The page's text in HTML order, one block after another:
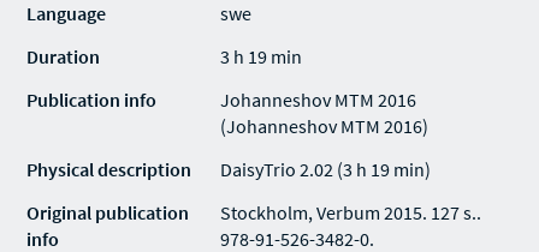
Language
swe
Duration
3 h 19 min
Publication info
Johanneshov MTM 2016
(Johanneshov MTM 2016)
Physical description
DaisyTrio 2.02 (3 h 19 min)
Original publication
info
Stockholm, Verbum 2015. 127 s..
978-91-526-3482-0.